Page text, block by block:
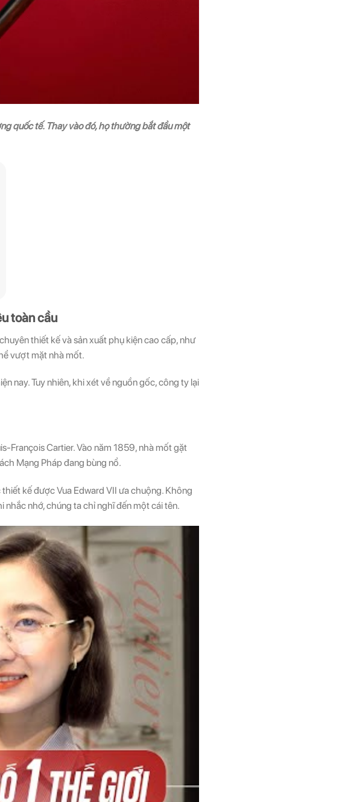
quốc tế. Thay vào đó, họ thường bắt đầu một
toàn cầu
thiết kế và sản xuất phụ kiện cao cấp, như
vượt mặt nhà mốt.
nay. Tuy nhiên, khi xét về nguồn gốc, công ty lại
François Cartier. Vào năm 1859, nhà mốt gặt
Mạng Pháp đang bùng nổ.
kế được Vua Edward VII ưa chuộng. Không
nhắc nhớ, chúng ta chỉ nghĩ đến một cái tên.